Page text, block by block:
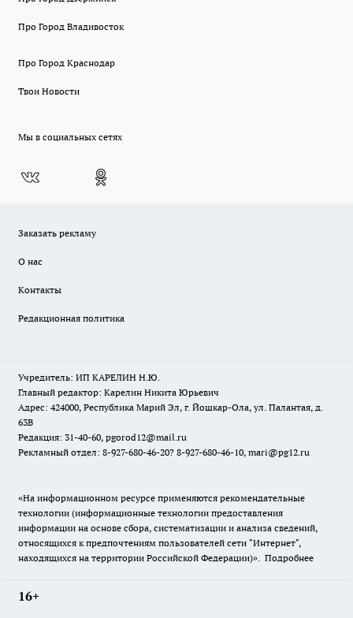
Про Город Владивосток
Про Город Краснодар
Твои Новости
Мы в социальных сетях
Заказать рекламу
О нас
Контакты
Редакционная политика
Учредитель: ИП КАРЕЛИН Н.Ю.
Главный редактор: Карелин Никита Юрьевич
Адрес: 424000, Республика Марий Эл, г. Йошкар-Ола, ул. Палантая, д.
63В
Редакция: 31-40-60, pgorod12@mail.ru
Рекламный отдел: 8-927-680-46-20? 8-927-680-46-10, mari@pg12.ru
«На информационном ресурсе применяются рекомендательные
технологии (информационные технологии предоставления
информации на основе сбора, систематизации и анализа сведений,
относящихся к предпочтениям пользователей сети "Интернет",
находящихся на территории Российской Федерации)». Подробнее
16+